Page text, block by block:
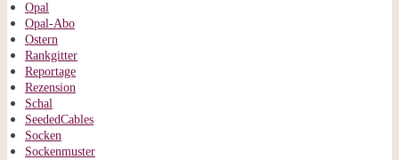
Opal
Opal-Abo
Ostern
Rankgitter
Reportage
Rezension
Schal
SeededCables
Socken
Sockenmuster